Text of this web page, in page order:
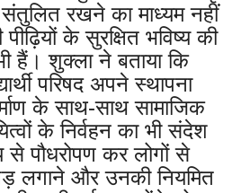
रखने का माध्यम नहीं
के सुरक्षित भविष्य की
हैं। शुक्ला ने बताया कि
परिषद अपने स्थापना
के साथ-साथ सामाजिक
के निर्वहन का भी संदेश
से पौधरोपण कर लोगों से
लगाने और उनकी नियमित